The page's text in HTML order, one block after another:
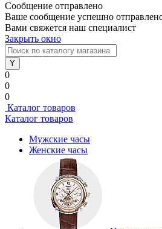
Сообщение отправлено
Ваше сообщение успешно
Вами свяжется наш специалист
Закрыть окно
0
0
0
Каталог товаров
Каталог товаров
Мужские часы
Женские часы